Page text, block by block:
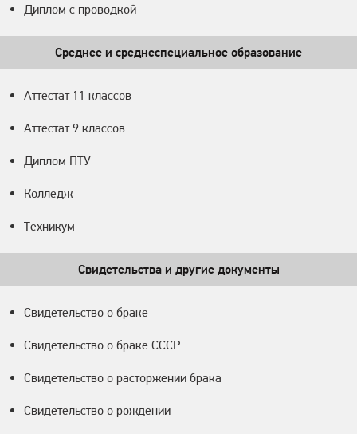
Диплом с проводкой
Среднее и среднеспециальное образование
Аттестат 11 классов
Аттестат 9 классов
Диплом ПТУ
Колледж
Техникум
Свидетельства и другие документы
Свидетельство о браке
Свидетельство о браке СССР
Свидетельство о расторжении брака
Свидетельство о рождении